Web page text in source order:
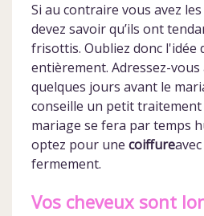
Si au contraire vous avez
devez savoir qu’ils ont
frisottis. Oubliez donc l'idée
entièrement. Adressez-
quelques jours avant le
conseille un petit traitement
mariage se fera par temps
optez pour une coiffure
fermement.
Vos cheveux sont